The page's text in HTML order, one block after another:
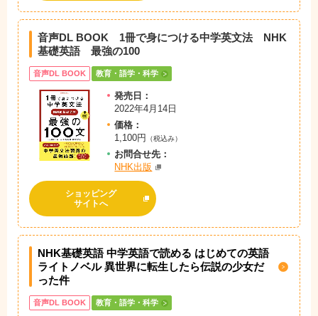
音声DL BOOK 1冊で身につける中学英文法 NHK
基礎英語 最強の100
音声DL BOOK 教育・語学・科学
発売日：
2022年4月14日
価格：
1,100円
（税込み）
お問合せ先：
NHK出版
ショッピング
サイトへ
NHK基礎英語 中学英語で読める はじめての英語
ライトノベル 異世界に転生したら伝説の少女だ
った件
音声DL BOOK 教育・語学・科学